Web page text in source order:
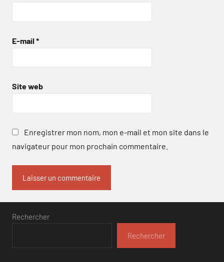
E-mail *
Site web
Enregistrer mon nom, mon e-mail et mon site dans le
navigateur pour mon prochain commentaire.
Rechercher
Rechercher